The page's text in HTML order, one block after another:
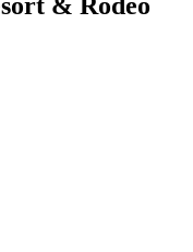
& Rodeo